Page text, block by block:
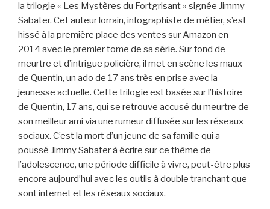
la trilogie « Les Mystères du Fortgrisant » signée Jimmy
Sabater. Cet auteur lorrain, infographiste de métier, s’est
hissé à la première place des ventes sur Amazon en
2014 avec le premier tome de sa série. Sur fond de
meurtre et d’intrigue policière, il met en scène les maux
de Quentin, un ado de 17 ans très en prise avec la
jeunesse actuelle. Cette trilogie est basée sur l’histoire
de Quentin, 17 ans, qui se retrouve accusé du meurtre de
son meilleur ami via une rumeur diffusée sur les réseaux
sociaux. C’est la mort d’un jeune de sa famille qui a
poussé Jimmy Sabater à écrire sur ce thème de
l’adolescence, une période difficile à vivre, peut-être plus
encore aujourd’hui avec les outils à double tranchant que
sont internet et les réseaux sociaux.